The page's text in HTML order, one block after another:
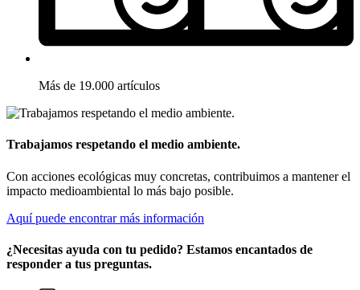
Más de 19.000 artículos
Trabajamos respetando el medio ambiente.
Con acciones ecológicas muy concretas, contribuimos a mantener el
impacto medioambiental lo más bajo posible.
Aquí puede encontrar más información
¿Necesitas ayuda con tu pedido? Estamos encantados de
responder a tus preguntas.